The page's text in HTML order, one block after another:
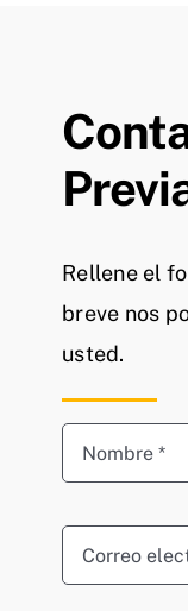
Rellene el
breve nos
usted.